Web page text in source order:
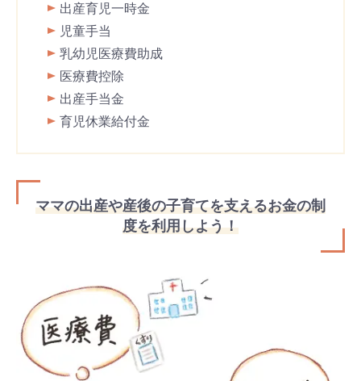
出産育児一時金
児童手当
乳幼児医療費助成
医療費控除
出産手当金
育児休業給付金
ママの出産や産後の子育てを支えるお金の制
度を利用しよう！